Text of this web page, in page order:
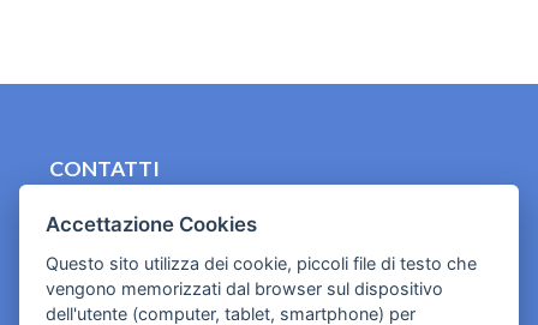
CONTATTI
Cookies e informativa privacy
Accettazione Cookies
Questo sito utilizza dei cookie, piccoli file di testo che
vengono memorizzati dal browser sul dispositivo
dell'utente (computer, tablet, smartphone) per